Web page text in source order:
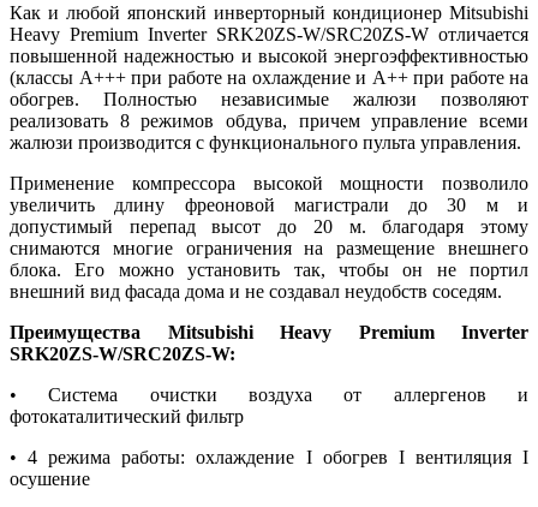
Как и любой японский инверторный кондиционер Mitsubishi
Heavy Premium Inverter SRK20ZS-W/SRC20ZS-W отличается
повышенной надежностью и высокой энергоэффективностью
(классы А+++ при работе на охлаждение и А++ при работе на
обогрев. Полностью независимые жалюзи позволяют
реализовать 8 режимов обдува, причем управление всеми
жалюзи производится с функционального пульта управления.
Применение компрессора высокой мощности позволило
увеличить длину фреоновой магистрали до 30 м и
допустимый перепад высот до 20 м. благодаря этому
снимаются многие ограничения на размещение внешнего
блока. Его можно установить так, чтобы он не портил
внешний вид фасада дома и не создавал неудобств соседям.
Преимущества Mitsubishi Heavy Premium Inverter
SRK20ZS-W/SRC20ZS-W:
• Система очистки воздуха от аллергенов и
фотокаталитический фильтр
• 4 режима работы: охлаждение I обогрев I вентиляция I
осушение